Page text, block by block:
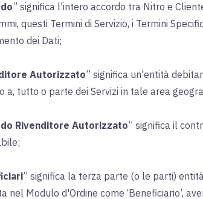
” significa l'intero accordo tra Nitro e
questi Termini di Servizio, i Termini
dei Dati;
Autorizzato” significa un'entità
a, tutto o parte dei Servizi in tale area
Rivenditore Autorizzato” significa il
” significa la terza parte (o le parti)
nel Modulo d'Ordine come ‘Beneficiario’,